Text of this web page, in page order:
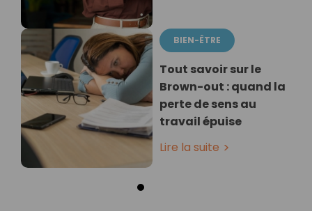
BIEN-ÊTRE
Tout savoir sur le
Brown-out : quand la
perte de sens au
travail épuise
Lire la suite